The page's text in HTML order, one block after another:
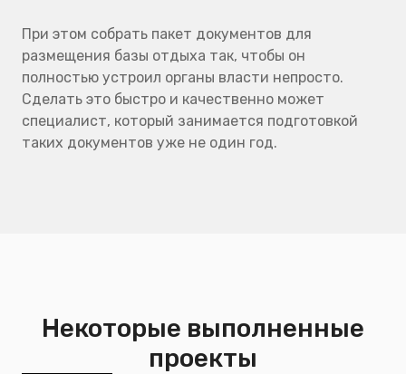
При этом собрать пакет документов для
размещения базы отдыха так, чтобы он
полностью устроил органы власти непросто.
Сделать это быстро и качественно может
специалист, который занимается подготовкой
таких документов уже не один год.
Некоторые выполненные
проекты